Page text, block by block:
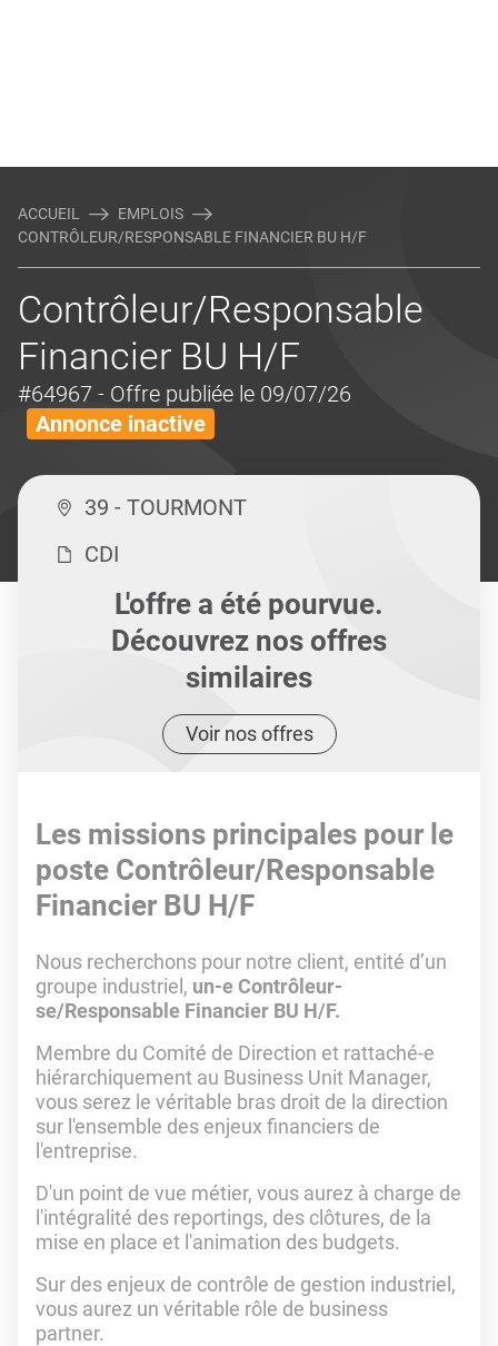
ACCUEIL
EMPLOIS
CONTRÔLEUR/RESPONSABLE FINANCIER BU H/F
Contrôleur/Responsable
Financier BU H/F
#64967 - Offre publiée le 09/07/26
Annonce inactive
39 - TOURMONT
CDI
L'offre a été pourvue.
Découvrez nos offres
similaires
Voir nos offres
Les missions principales pour le
poste Contrôleur/Responsable
Financier BU H/F
Nous recherchons pour notre client, entité d’un
groupe industriel, un-e Contrôleur-
se/Responsable Financier BU H/F.
Membre du Comité de Direction et rattaché-e
hiérarchiquement au Business Unit Manager,
vous serez le véritable bras droit de la direction
sur l'ensemble des enjeux financiers de
l'entreprise.
D'un point de vue métier, vous aurez à charge de
l'intégralité des reportings, des clôtures, de la
mise en place et l'animation des budgets.
Sur des enjeux de contrôle de gestion industriel,
vous aurez un véritable rôle de business
partner.